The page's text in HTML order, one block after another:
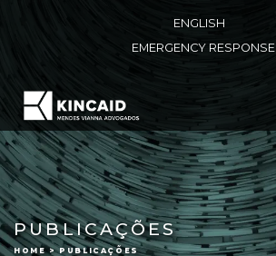
ENGLISH
EMERGENCY RESPONSE
PUBLICAÇÕES
HOME > PUBLICAÇÕES